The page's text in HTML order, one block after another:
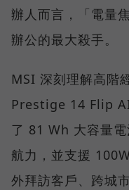
辦人而言，「電量
辦公的最大殺手。
MSI 深刻理解高階
Prestige 14 Flip
了 81 Wh 大容量
航力，並支援
外拜訪客戶、跨城